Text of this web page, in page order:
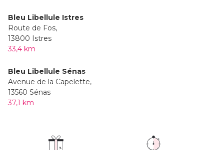
Bleu Libellule Istres
Route de Fos,
13800 Istres
33,4 km
Bleu Libellule Sénas
Avenue de la Capelette,
13560 Sénas
37,1 km